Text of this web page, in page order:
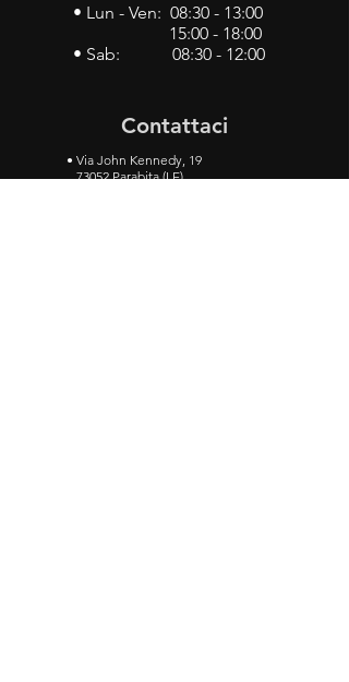
• Lun - Ven: 08:30 - 13:00
15:00 - 18:00
• Sab: 08:30 - 12:00
Contattaci
• Via John Kennedy, 19
73052 Parabita (LE)